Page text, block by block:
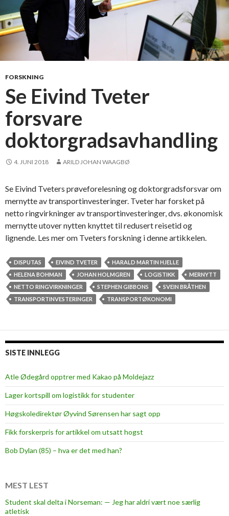
FORSKNING
Se Eivind Tveter
forsvare
doktorgradsavhandling
4. JUNI 2018 ARILD JOHAN WAAGBØ
Se Eivind Tveters prøveforelesning og doktorgradsforsvar om
mernytte av transportinvesteringer. Tveter har forsket på
netto ringvirkninger av transportinvesteringer, dvs. økonomisk
mernytte utover nytten knyttet til redusert reisetid og
lignende. Les mer om Tveters forskning i denne artikkelen.
DISPUTAS EIVIND TVETER
HARALD MARTIN HJELLE
HELENA BOHMAN
JOHAN HOLMGREN LOGISTIKK
MERNYTT
NETTO RINGVIRKNINGER
STEPHEN GIBBONS
SVEIN BRÅTHEN
TRANSPORTINVESTERINGER
TRANSPORTØKONOMI
SISTE INNLEGG
Atle Ødegård opptrer med Kakao på Moldejazz
Lager kortspill om logistikk for studenter
Høgskoledirektør Øyvind Sørensen har sagt opp
Fikk forskerpris for artikkel om utsatt hogst
Bob Dylan (85) – hva er det med han?
MEST LEST
Student skal delta i Norseman: — Jeg har aldri vært noe særlig
atletisk